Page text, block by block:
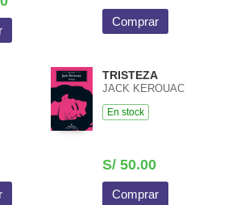
Comprar
TRISTEZA
JACK KEROUAC
En stock
S/ 50.00
Comprar